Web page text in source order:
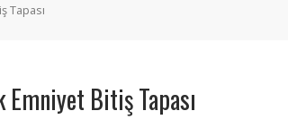
Tapası
Emniyet Bitiş Tapası